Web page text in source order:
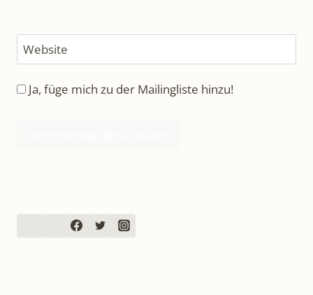
Website
Ja, füge mich zu der Mailingliste hinzu!